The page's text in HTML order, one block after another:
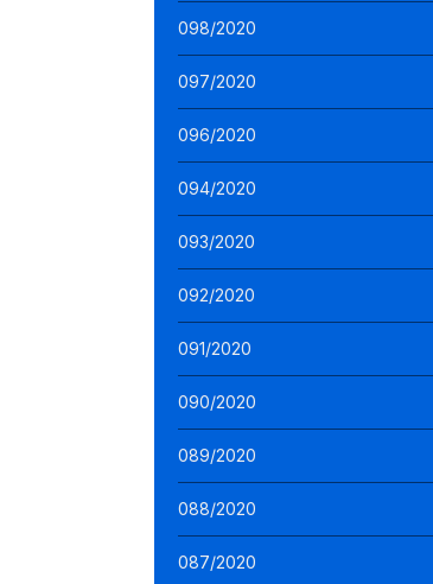
098/2020
097/2020
096/2020
094/2020
093/2020
092/2020
091/2020
090/2020
089/2020
088/2020
087/2020